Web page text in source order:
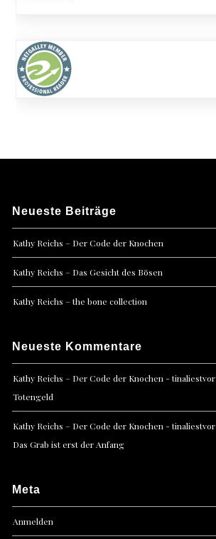
Neueste Beiträge
Kathy Reichs – Der Code der Knochen
Kathy Reichs – Das Gesicht des Bösen
Kathy Reichs – the bone collection
Neueste Kommentare
Kathy Reichs – Der Code der Knochen - tinaliestvor
Totengeld
Kathy Reichs – Der Code der Knochen - tinaliestvor
Das Grab ist erst der Anfang
Meta
Anmelden